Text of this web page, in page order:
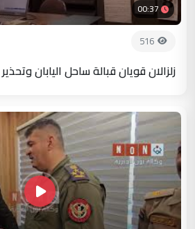
00:37
516
زلزالان قويان قبالة ساحل اليابان